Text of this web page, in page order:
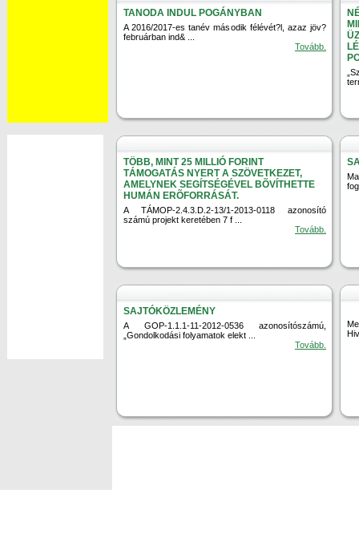
TANODA INDUL POGÁNYBAN
A 2016/2017-es tanév második félévét?l, azaz jöv?
februárban ind& ...
Tovább.
TÖBB, MINT 25 MILLIÓ FORINT
TÁMOGATÁS NYERT A SZÖVETKEZET,
AMELYNEK SEGÍTSÉGÉVEL BÕVÍTHETTE
HUMÁN ERÕFORRÁSÁT.
A TÁMOP-2.4.3.D.2-13/1-2013-0118 azonosító
számú projekt keretében 7 f ...
Tovább.
SAJTÓKÖZLEMÉNY
A GOP-1.1.1-11-2012-0536 azonosítószámú,
„Gondolkodási folyamatok elekt ...
Tovább.